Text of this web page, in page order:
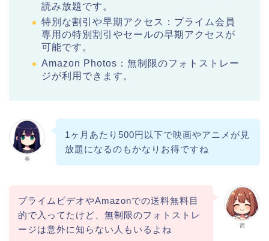
読み放題です。
特別な割引や早期アクセス：プライム会員
専用の特別割引やセールの早期アクセスが
可能です。
Amazon Photos：無制限のフォトストレー
ジが利用できます。
奏
1ヶ月あたり500円以下で映画やアニメが見
放題になるのもかなりお得ですね
茜
プライムビデオやAmazonでの送料無料目
的で入ってたけど、無制限のフォトストレ
ージは意外に知らない人もいるよね